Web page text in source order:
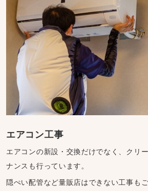
エアコン工事
エアコンの新設・交換だけでなく、クリ
ナンスも行っています。
隠ぺい配管など量販店はできない工事も